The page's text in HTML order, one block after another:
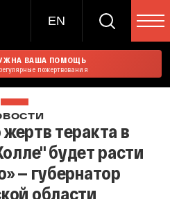
EN
ВАША ПОМОЩЬ
пожертвования
теракта в
будет расти
— губернатор
области